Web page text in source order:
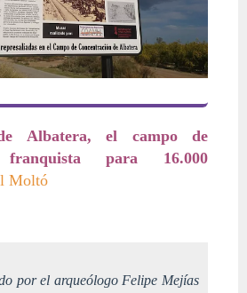
Albatera, el campo de
franquista para 16.000
Moltó
por el arqueólogo Felipe Mejías